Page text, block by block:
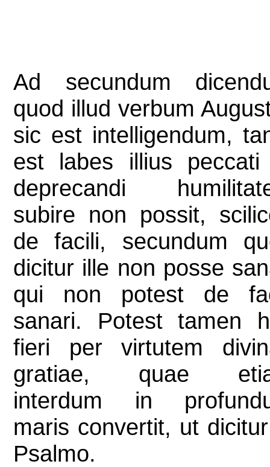
Ad secundum
quod illud verbum
sic est intelligendum,
est labes illius
deprecandi
subire non possit,
de facili, secundum
dicitur ille non posse
qui non potest de
sanari. Potest tamen
fieri per virtutem
gratiae, quae
interdum in
maris convertit, ut
Psalmo.